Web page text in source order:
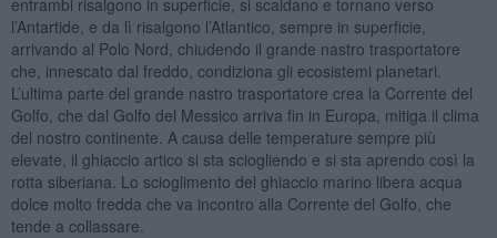
l’Antartide, e da lì risalgono l’Atlantico, sempre in superficie,
arrivando al Polo Nord, chiudendo il grande nastro trasportatore
che, innescato dal freddo, condiziona gli ecosistemi planetari.
L’ultima parte del grande nastro trasportatore crea la Corrente del
Golfo, che dal Golfo del Messico arriva fin in Europa, mitiga il clima
del nostro continente. A causa delle temperature sempre più
elevate, il ghiaccio artico si sta sciogliendo e si sta aprendo così la
rotta siberiana. Lo scioglimento del ghiaccio marino libera acqua
dolce molto fredda che va incontro alla Corrente del Golfo, che
tende a collassare.